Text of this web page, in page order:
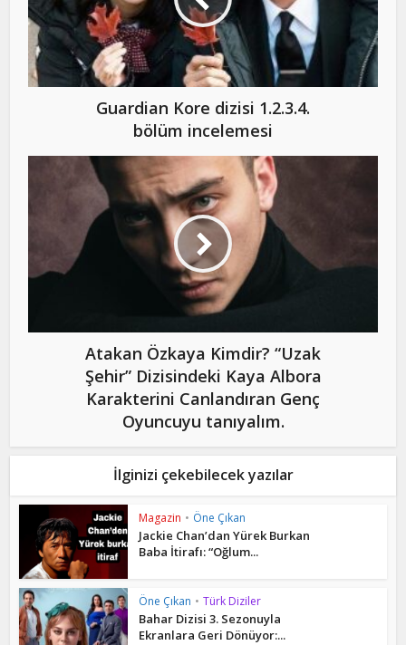
Guardian Kore dizisi 1.2.3.4.
bölüm incelemesi
Atakan Özkaya Kimdir? “Uzak
Şehir” Dizisindeki Kaya Albora
Karakterini Canlandıran Genç
Oyuncuyu tanıyalım.
İlginizi çekebilecek yazılar
Magazin • Öne Çıkan
Jackie Chan’dan Yürek Burkan
Baba İtirafı: “Oğlum...
Öne Çıkan • Türk Diziler
Bahar Dizisi 3. Sezonuyla
Ekranlara Geri Dönüyor:...